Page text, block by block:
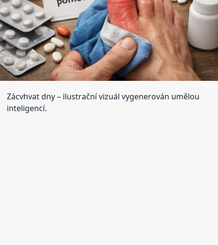
Zácvhvat dny– ilustrační vizuál vygenerován umělou
inteligencí.